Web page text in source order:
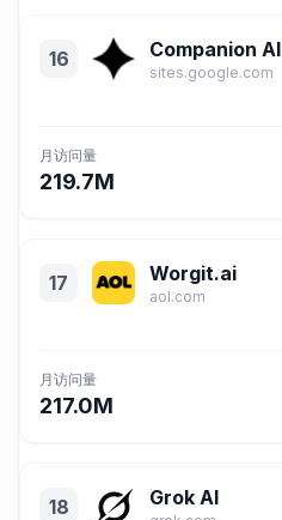
16 Companion AI
sites.google.com
月访问量
219.7M
17 Worgit.ai
aol.com
月访问量
217.0M
18 Grok AI